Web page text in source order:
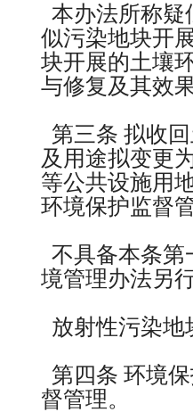
本办法所称疑
似污染地块开
块开展的土壤
与修复及其效
第三条 拟收
及用途拟变更
等公共设施用
环境保护监督
不具备本条第
境管理办法另
放射性污染地
第四条 环境
督管理。